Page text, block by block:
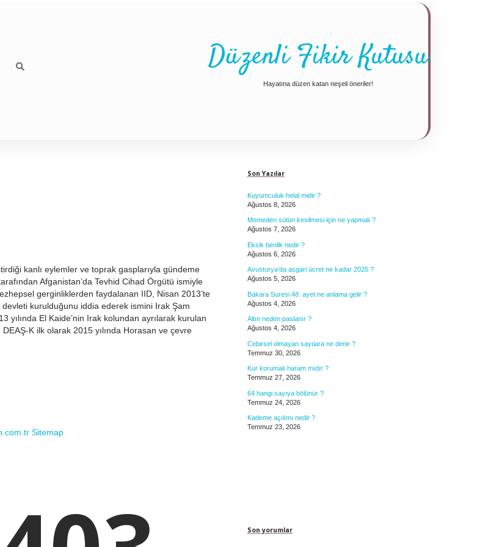
Düzenli Fikir Kutusu
Hayatına düzen katan neşeli öneriler!
kanlı eylemler ve toprak gasplarıyla gündeme
Afganistan’da Tevhid Cihad Örgütü ismiyle
gerginliklerden faydalanan IID, Nisan 2013’te
kurulduğunu iddia ederek ismini Irak Şam
yılında El Kaide’nin Irak kolundan ayrılarak kurulan
K ilk olarak 2015 yılında Horasan ve çevre
Sitemap
Son Yazılar
Kuyumculuk helal midir ?
Ağustos 8, 2026
Memeden sütün kesilmesi için ne yapmalı ?
Ağustos 7, 2026
Eksik benlik nedir ?
Ağustos 6, 2026
Avusturya’da asgari ücret ne kadar 2025 ?
Ağustos 5, 2026
Bakara Suresi 48. ayet ne anlama gelir ?
Ağustos 4, 2026
Altın neden paslanır ?
Ağustos 4, 2026
Cebirsel olmayan sayılara ne denir ?
Temmuz 30, 2026
Kur korumalı haram mıdır ?
Temmuz 27, 2026
64 hangi sayıya bölünür ?
Temmuz 24, 2026
Kademe açılımı nedir ?
Temmuz 23, 2026
Son yorumlar